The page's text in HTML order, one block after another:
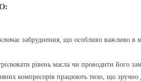
забруднення, що особливо важливо в
рівень масла чи проводити його
компресорів працюють тихо, що